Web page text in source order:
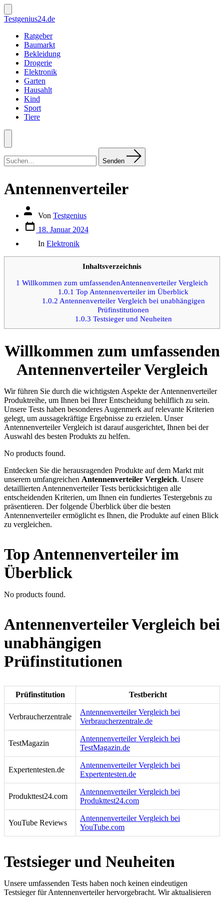
Zum
Inhalt
springen
Suche
ein-/ausblenden
Testgenius24.de
Ratgeber
Baumarkt
Bekleidung
Drogerie
Elektronik
Garten
Hausahlt
Kind
Sport
Tiere
Menü
nach:
Senden
Antennenverteiler
Autor
Beitrags
Von Testgenius
Datum
des
Beitrags
18. Januar 2024
In Elektronik
Inhaltsverzeichnis
1 Willkommen zum umfassendenAntennenverteiler Vergleich
1.0.1 Top Antennenverteiler im Überblick
1.0.2 Antennenverteiler Vergleich bei unabhängigen
Prüfinstitutionen
1.0.3 Testsieger und Neuheiten
Willkommen zum umfassenden
Antennenverteiler Vergleich
Wir führen Sie durch die wichtigsten Aspekte der Antennenverteiler
Produktreihe, um Ihnen bei Ihrer Entscheidung behilflich zu sein.
Unsere Tests haben besonderes Augenmerk auf relevante Kriterien
gelegt, um aussagekräftige Ergebnisse zu erzielen. Unser
Antennenverteiler Vergleich ist darauf ausgerichtet, Ihnen bei der
Auswahl des besten Produkts zu helfen.
No products found.
Entdecken Sie die herausragenden Produkte auf dem Markt mit
unserem umfangreichen Antennenverteiler Vergleich. Unsere
detaillierten Antennenverteiler Tests berücksichtigen alle
entscheidenden Kriterien, um Ihnen ein fundiertes Testergebnis zu
präsentieren. Der folgende Überblick über die besten
Antennenverteiler ermöglicht es Ihnen, die Produkte auf einen Blick
zu vergleichen.
Top Antennenverteiler im
Überblick
No products found.
Antennenverteiler Vergleich bei
unabhängigen
Prüfinstitutionen
Prüfinstitution Testbericht
Verbraucherzentrale
Antennenverteiler Vergleich bei
Verbraucherzentrale.de
TestMagazin
Antennenverteiler Vergleich bei
TestMagazin.de
Expertentesten.de
Antennenverteiler Vergleich bei
Expertentesten.de
Produkttest24.com
Antennenverteiler Vergleich bei
Produkttest24.com
YouTube Reviews
Antennenverteiler Vergleich bei
YouTube.com
Testsieger und Neuheiten
Unsere umfassenden Tests haben noch keinen eindeutigen
Testsieger für Antennenverteiler hervorgebracht. Wir aktualisieren